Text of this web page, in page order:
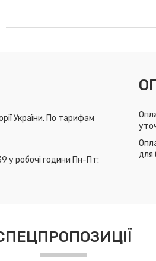
України. По тарифам
у робочі години Пн-Пт:
для